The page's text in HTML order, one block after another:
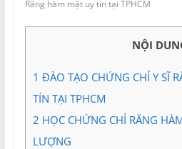
Nam
Răng hàm mặt uy tín tại TPHCM
NỘI
1 ĐÀO TẠO CHỨNG CHỈ Y SĨ
TÍN TẠI TPHCM
2 HỌC CHỨNG CHỈ RĂNG
LƯỢNG